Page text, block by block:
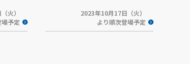
火）
予定
2023年10月17日（火）
より順次登場予定